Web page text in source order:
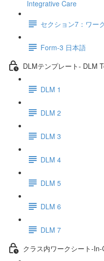
Integrative Care
セクション7：ワー
Form-3 日本語
DLMテンプレート- DLM
DLM 1
DLM 2
DLM 3
DLM 4
DLM 5
DLM 6
DLM 7
クラス内ワークシート-